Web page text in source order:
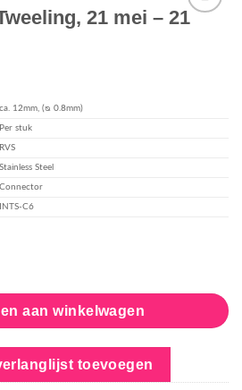
21 mei – 21
ca. 12mm, (ᴓ 0.8mm)
Per stuk
RVS
Stainless Steel
Connector
INTS-C6
mei - 21 juni aantal
aan winkelwagen
toevoegen